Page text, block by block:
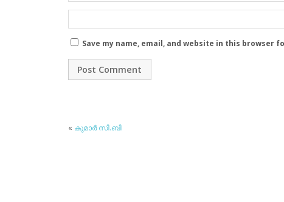
Save my name, email, and website in this browser
« കുമാര്‍ സി.ബി